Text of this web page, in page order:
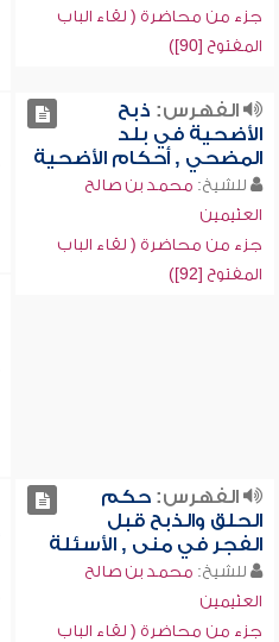
جزء من محاضرة ( لقاء الباب
المفتوح [90])
الفهرس: ذبح
الأضحية في بلد
المضحي , أحكام الأضحية
للشيخ: محمد بن صالح
العثيمين
جزء من محاضرة ( لقاء الباب
المفتوح [92])
الفهرس:حكم
الحلق والذبح قبل
الفجر في منى , الأسئلة
للشيخ: محمد بن صالح
العثيمين
جزء من محاضرة ( لقاء الباب